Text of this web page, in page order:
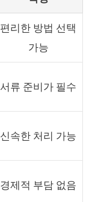
편리한 방법 선택
가능
서류 준비가 필수
신속한 처리 가능
경제적 부담 없음